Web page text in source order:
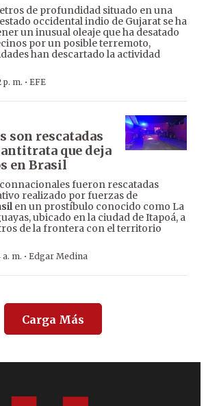
de profundidad situado en una
occidental indio de Gujarat se ha
un inusual oleaje que ha desatado
por un posible terremoto,
han descartado la actividad
p. m. · EFE
son rescatadas
que deja
en Brasil
fueron rescatadas
realizado por fuerzas de
en un prostíbulo conocido como La
ubicado en la ciudad de Itapoá, a
de la frontera con el territorio
a. m. · Edgar Medina
Carga Más